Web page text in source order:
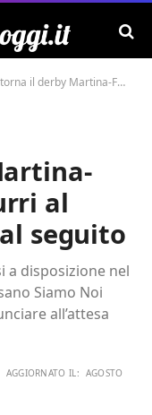
il derby Martina-Fasano, biancazzurri al “Tursi” senza tifo al seguito
al
seguito
a disposizione nel
Siamo Noi
all’attesa
AGGIORNATO IL: AGOSTO